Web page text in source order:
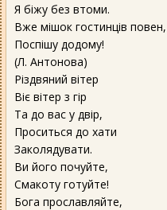
Я біжу без втоми.
Вже мішок гостинців повен,
Поспішу додому!
(Л. Антонова)
Різдвяний вітер
Віє вітер з гір
Та до вас у двір,
Проситься до хати
Заколядувати.
Ви його почуйте,
Смакоту готуйте!
Бога прославляйте,